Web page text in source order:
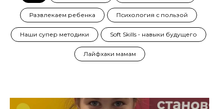
Развлекаем ребенка Психология с пользой
Наши супер методики Soft Skills - навыки будущего
Лайфхаки мамам